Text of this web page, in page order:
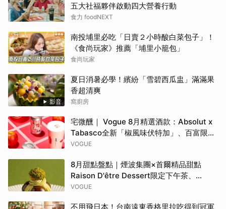
五大社福夥伴啟動四大營養行動
食力 foodNEXT
南投埔里必吃「日賣２小時酸白菜包子」！
《食尚玩家》推薦「埔里小籠包」
食尚玩家
影音
夏日消暑必學！繽紛「雪碧西瓜盅」滿滿果
香超清爽
窩廚房
宅微醺｜ Vogue 8月精選酒款：Absolut x
Tabasco全新「椒風味伏特加」、百富限定
「花時心藝限量禮盒」、WAT x 萬波「紅蘋
VOGUE
8月甜點盤點｜煙波集團×首爾精品甜點
Raison D'être Dessert限定下午茶、
Gelato pique cafe辻利茶舗聯名可麗餅、
VOGUE
不用飛日本！台南遠東香格里拉吃得到冠軍